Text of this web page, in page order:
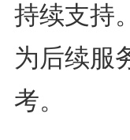
持续支持
为后续服
考。